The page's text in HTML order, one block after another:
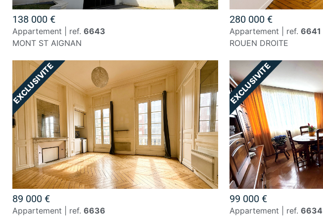
138 000 €
appartement | ref. 6643
MONT ST AIGNAN
280 000 €
appartement | ref. 6641
ROUEN DROITE
89 000 €
appartement | ref. 6636
99 000 €
appartement | ref. 6634